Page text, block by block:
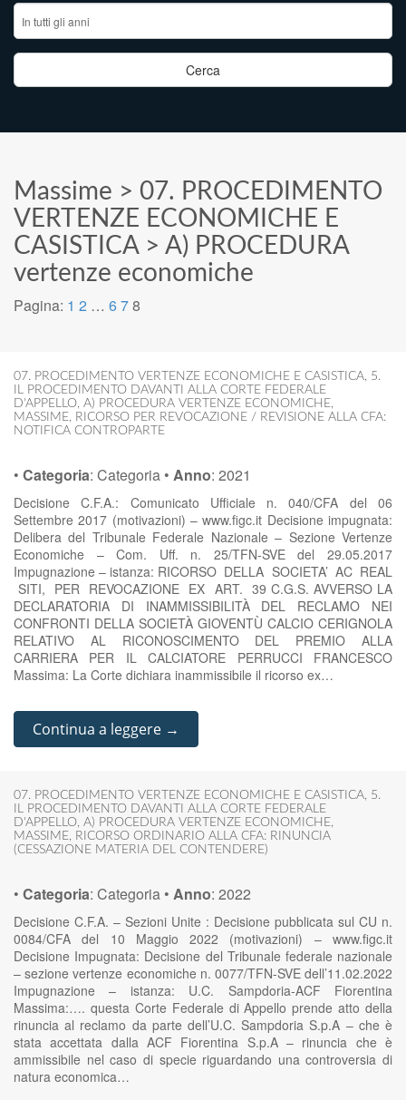
Massime > 07. PROCEDIMENTO
VERTENZE ECONOMICHE E
CASISTICA> A) PROCEDURA
vertenze economiche
Pagina: 1 2 … 678
07. PROCEDIMENTO VERTENZE ECONOMICHE E CASISTICA, 5.
IL PROCEDIMENTO DAVANTI ALLA CORTE FEDERALE
D'APPELLO, A) PROCEDURA VERTENZE ECONOMICHE,
MASSIME, RICORSO PER REVOCAZIONE / REVISIONE ALLA CFA:
NOTIFICA CONTROPARTE
• Categoria: Categoria • Anno: 2021
Decisione C.F.A.: Comunicato Ufficiale n. 040/CFA del 06
Settembre 2017 (motivazioni) – www.figc.it Decisione impugnata:
Delibera del Tribunale Federale Nazionale – Sezione Vertenze
Economiche – Com. Uff. n. 25/TFN-SVE del 29.05.2017
Impugnazione – istanza: RICORSO DELLA SOCIETA’ AC REAL
SITI, PER REVOCAZIONE EX ART. 39 C.G.S. AVVERSO LA
DECLARATORIA DI INAMMISSIBILITÀ DEL RECLAMO NEI
CONFRONTI DELLA SOCIETÀ GIOVENTÙ CALCIO CERIGNOLA
RELATIVO AL RICONOSCIMENTO DEL PREMIO ALLA
CARRIERA PER IL CALCIATORE PERRUCCI FRANCESCO
Massima: La Corte dichiara inammissibile il ricorso ex…
Continua a leggere →
07. PROCEDIMENTO VERTENZE ECONOMICHE E CASISTICA, 5.
IL PROCEDIMENTO DAVANTI ALLA CORTE FEDERALE
D'APPELLO, A) PROCEDURA VERTENZE ECONOMICHE,
MASSIME, RICORSO ORDINARIO ALLA CFA: RINUNCIA
(CESSAZIONE MATERIA DEL CONTENDERE)
• Categoria: Categoria • Anno: 2022
Decisione C.F.A. – Sezioni Unite : Decisione pubblicata sul CU n.
0084/CFA del 10 Maggio 2022 (motivazioni) – www.figc.it
Decisione Impugnata: Decisione del Tribunale federale nazionale
– sezione vertenze economiche n. 0077/TFN-SVE dell’11.02.2022
Impugnazione – istanza: U.C. Sampdoria-ACF Fiorentina
Massima:…. questa Corte Federale di Appello prende atto della
rinuncia al reclamo da parte dell’U.C. Sampdoria S.p.A – che è
stata accettata dalla ACF Fiorentina S.p.A – rinuncia che è
ammissibile nel caso di specie riguardando una controversia di
natura economica…